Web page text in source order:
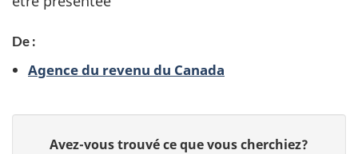
g
n
m
De :
Agence du revenu du Canada
Avez-vous trouvé ce que vous cherchiez?